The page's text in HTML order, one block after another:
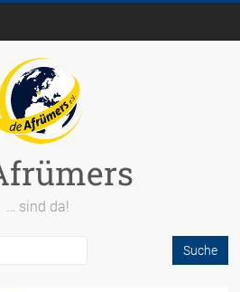
… sind da!